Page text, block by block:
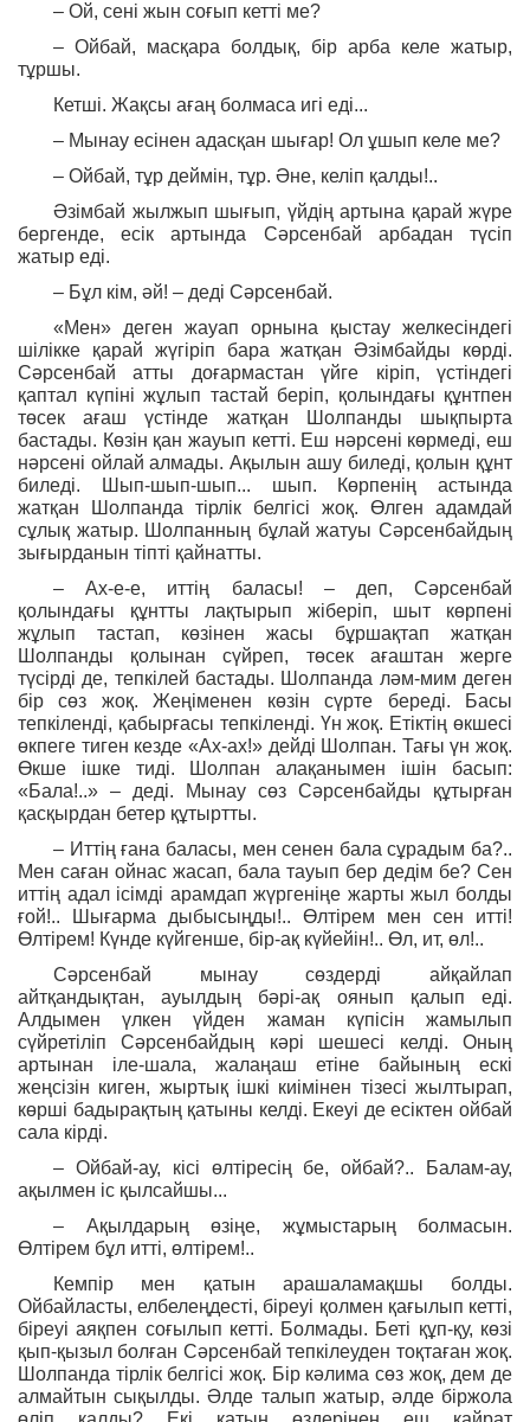
– Ой, сені жын соғып кетті ме?
– Ойбай, масқара болдық, бір арба келе жатыр,
тұршы.
Кетші. Жақсы ағаң болмаса игі еді...
– Мынау есінен адасқан шығар! Ол ұшып келе ме?
– Ойбай, тұр деймін, тұр. Әне, келіп қалды!..
Әзімбай жылжып шығып, үйдің артына қарай жүре
бергенде, есік артында Сәрсенбай арбадан түсіп
жатыр еді.
– Бұл кім, әй! – деді Сәрсенбай.
«Мен» деген жауап орнына қыстау желкесіндегі
шілікке қарай жүгіріп бара жатқан Әзімбайды көрді.
Сәрсенбай атты доғармастан үйге кіріп, үстіндегі
қаптал күпіні жұлып тастай беріп, қолындағы құнтпен
төсек ағаш үстінде жатқан Шолпанды шықпырта
бастады. Көзін қан жауып кетті. Еш нәрсені көрмеді, еш
нәрсені ойлай алмады. Ақылын ашу биледі, қолын құнт
биледі. Шып-шып-шып... шып. Көрпенің астында
жатқан Шолпанда тірлік белгісі жоқ. Өлген адамдай
сұлық жатыр. Шолпанның бұлай жатуы Сәрсенбайдың
зығырданын тіпті қайнатты.
– Ах-е-е, иттің баласы! – деп, Сәрсенбай
қолындағы құнтты лақтырып жіберіп, шыт көрпені
жұлып тастап, көзінен жасы бұршақтап жатқан
Шолпанды қолынан сүйреп, төсек ағаштан жерге
түсірді де, тепкілей бастады. Шолпанда ләм-мим деген
бір сөз жоқ. Жеңіменен көзін сүрте береді. Басы
тепкіленді, қабырғасы тепкіленді. Үн жоқ. Етіктің өкшесі
өкпеге тиген кезде «Ах-ах!» дейді Шолпан. Тағы үн жоқ.
Өкше ішке тиді. Шолпан алақанымен ішін басып:
«Бала!..» – деді. Мынау сөз Сәрсенбайды құтырған
қасқырдан бетер құтыртты.
– Иттің ғана баласы, мен сенен бала сұрадым ба?..
Мен саған ойнас жасап, бала тауып бер дедім бе? Сен
иттің адал ісімді арамдап жүргеніңе жарты жыл болды
ғой!.. Шығарма дыбысыңды!.. Өлтірем мен сен итті!
Өлтірем! Күнде күйгенше, бір-ақ күйейін!.. Өл, ит, өл!..
Сәрсенбай мынау сөздерді айқайлап
айтқандықтан, ауылдың бәрі-ақ оянып қалып еді.
Алдымен үлкен үйден жаман күпісін жамылып
сүйретіліп Сәрсенбайдың кәрі шешесі келді. Оның
артынан іле-шала, жалаңаш етіне байының ескі
жеңсізін киген, жыртық ішкі киімінен тізесі жылтырап,
көрші бадырақтың қатыны келді. Екеуі де есіктен ойбай
сала кірді.
– Ойбай-ау, кісі өлтіресің бе, ойбай?.. Балам-ау,
ақылмен іс қылсайшы...
– Ақылдарың өзіңе, жұмыстарың болмасын.
Өлтірем бұл итті, өлтірем!..
Кемпір мен қатын арашаламақшы болды.
Ойбайласты, елбелеңдесті, біреуі қолмен қағылып кетті,
біреуі аяқпен соғылып кетті. Болмады. Беті құп-қу, көзі
қып-қызыл болған Сәрсенбай тепкілеуден тоқтаған жоқ.
Шолпанда тірлік белгісі жоқ. Бір кәлима сөз жоқ, дем де
алмайтын сықылды. Әлде талып жатыр, әлде біржола